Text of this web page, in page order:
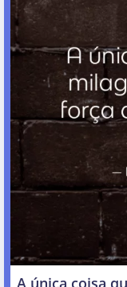
A única coisa